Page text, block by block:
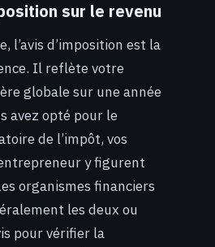
sur le revenu
l’avis d’imposition est la
Il reflète votre
globale sur une année
avez opté pour le
de l’impôt, vos
y figurent
organismes financiers
les deux ou
pour vérifier la